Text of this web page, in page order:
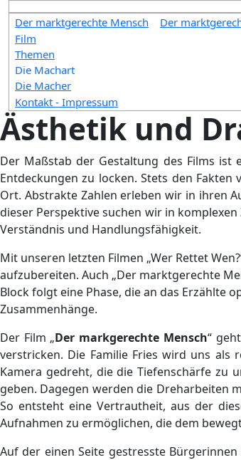
Der marktgerechte Mensch
Film
Themen
Die Machart
Die Macher
Der
Kontakt - Impressum
Ästhetik und
Der Maßstab der Gestaltung des Films ist
Entdeckungen zu locken. Stets den
Ort. Abstrakte Zahlen erleben wir in ihren
dieser Perspektive suchen wir in
Verständnis und Handlungsfähigkeit.
Mit unseren letzten Filmen „Wer Rettet
aufzubereiten. Auch „Der marktgerechte
Block folgt eine Phase, die an das Erzählte
Zusammenhänge.
Der Film „Der markgerechte Mensch“
verstricken. Die Familie Fries wird uns
Kamera gedreht, die die Tiefenschärfe zu
geben. Dagegen werden die Dreharbeiten
So entsteht eine Vertrautheit, aus der
Aufnahmen zu ermöglichen, die dem
Auf der einen Seite gestresste